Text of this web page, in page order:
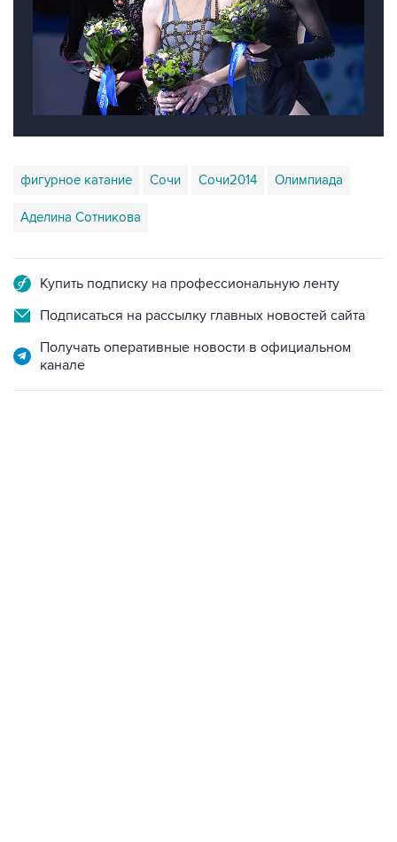
фигурное катание Сочи Сочи2014 Олимпиада
Аделина Сотникова
Купить подписку на профессиональную ленту
Подписаться на рассылку главных новостей сайта
Получать оперативные новости в официальном
канале